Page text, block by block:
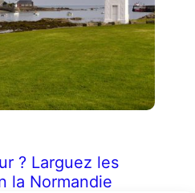
? Larguez les
la Normandie